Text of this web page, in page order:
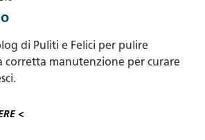
di Puliti e Felici per pulire
corretta manutenzione per curare
<